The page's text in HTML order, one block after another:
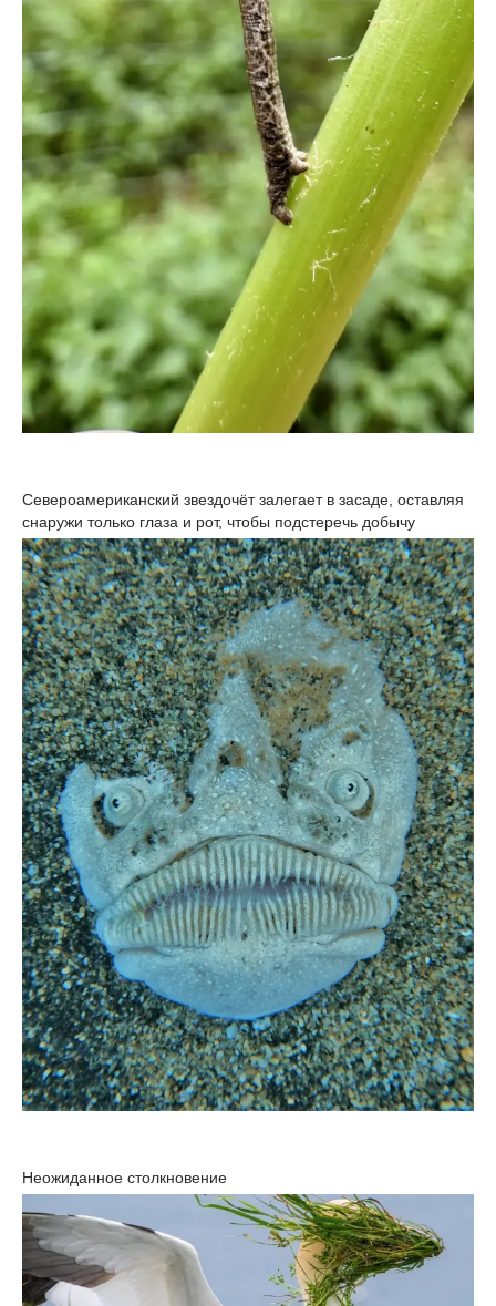
Североамериканский звездочёт залегает в засаде, оставляя
снаружи только глаза и рот, чтобы подстеречь добычу
Неожиданное столкновение